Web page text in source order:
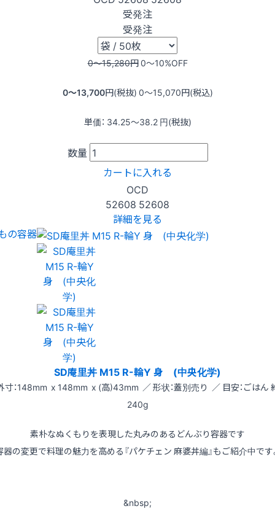
受発注
受発注
0〜15,280円0〜10%OFF
0〜13,700円(税抜) 0〜15,070円(税込)
単価： 34.25〜38.2 円(税抜)
数量
カートに入れる
OCD
52608 52608
詳細を見る
の容器
SD庵里丼 M15 R-輪Y 身 (中央化学)
寸：148mm x 148mm x (高)43mm ／ 形状：蓋別売り ／ 目安：ごはん
240g
素朴なぬくもりを表現した丸みのあるどんぶり容器です
器の変更で料理の魅力を高める『パケチェン 麻婆丼編』もご紹介中です
&nbsp;